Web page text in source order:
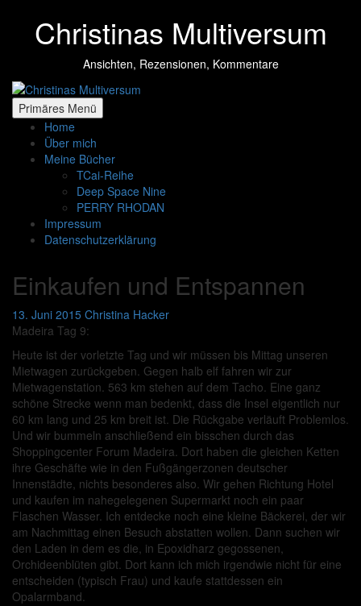
springenChristinas Multiversum
Ansichten, Rezensionen, Kommentare
Primäres Menü
Home
Über mich
Meine Bücher
TCai-Reihe
Deep Space Nine
PERRY RHODAN
Impressum
Datenschutzerklärung
Einkaufen und Entspannen
13. Juni 2015 Christina Hacker
Madeira Tag 9:
Heute ist der vorletzte Tag und wir müssen bis Mittag unseren
Mietwagen zurückgeben. Gegen halb elf fahren wir zur
Mietwagenstation. 563 km stehen auf dem Tacho. Eine ganz
schöne Strecke wenn man bedenkt, dass die Insel eigentlich nur
60 km lang und 25 km breit ist. Die Rückgabe verläuft Problemlos.
Und wir bummeln anschließend ein bisschen durch das
Shoppingcenter Forum Madeira. Dort haben die gleichen Ketten
ihre Geschäfte wie in den Fußgängerzonen deutscher
Innenstädte, nichts besonderes also. Wir gehen Richtung Hotel
und kaufen im nahegelegenen Supermarkt noch ein paar
Flaschen Wasser. Ich entdecke noch eine kleine Bäckerei, der wir
am Nachmittag einen Besuch abstatten wollen. Dann suchen wir
den Laden in dem es die, in Epoxidharz gegossenen,
Orchideenblüten gibt. Dort kann ich mich irgendwie nicht für eine
entscheiden (typisch Frau) und kaufe stattdessen ein
Opalarmband.